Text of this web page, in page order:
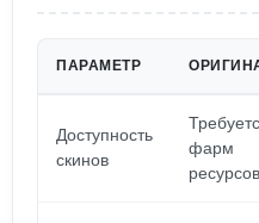
ПАРАМЕТР
Доступность
скинов
фарм
ресурсов